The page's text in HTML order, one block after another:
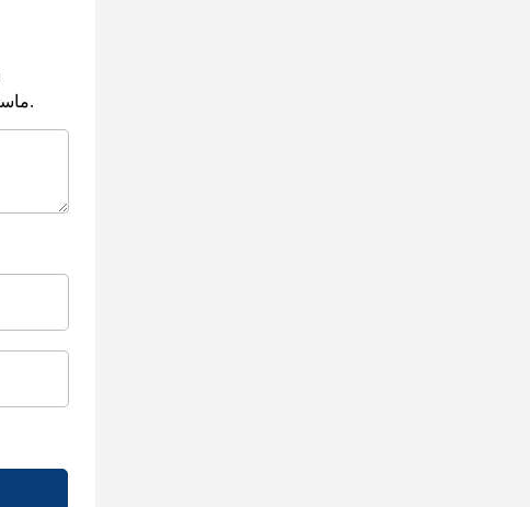
ماسكوس. نقرأ آراءك، ونرد عليها، بناء على طلبكم في أسرع وقت ممكن.